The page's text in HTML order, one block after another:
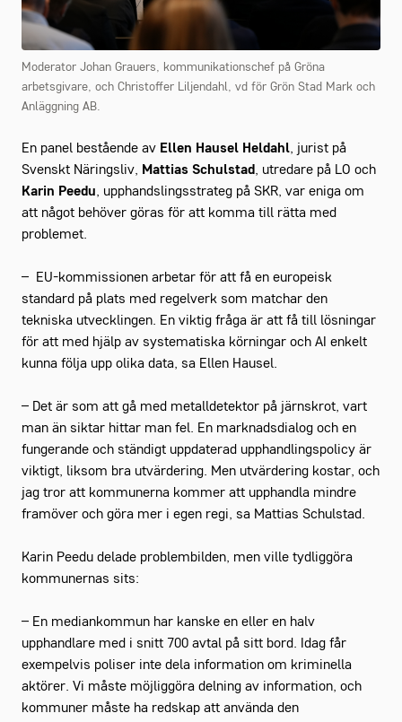
Moderator Johan Grauers, kommunikationschef på Gröna
arbetsgivare, och Christoffer Liljendahl, vd för Grön Stad Mark och
Anläggning AB.
En panel bestående av Ellen Hausel Heldahl, jurist på
Svenskt Näringsliv, Mattias Schulstad, utredare på LO och
Karin Peedu, upphandslingsstrateg på SKR, var eniga om
att något behöver göras för att komma till rätta med
problemet.
– EU-kommissionen arbetar för att få en europeisk
standard på plats med regelverk som matchar den
tekniska utvecklingen. En viktig fråga är att få till lösningar
för att med hjälp av systematiska körningar och AI enkelt
kunna följa upp olika data, sa Ellen Hausel.
– Det är som att gå med metalldetektor på järnskrot, vart
man än siktar hittar man fel. En marknadsdialog och en
fungerande och ständigt uppdaterad upphandlingspolicy är
viktigt, liksom bra utvärdering. Men utvärdering kostar, och
jag tror att kommunerna kommer att upphandla mindre
framöver och göra mer i egen regi, sa Mattias Schulstad.
Karin Peedu delade problembilden, men ville tydliggöra
kommunernas sits:
– En mediankommun har kanske en eller en halv
upphandlare med i snitt 700 avtal på sitt bord. Idag får
exempelvis poliser inte dela information om kriminella
aktörer. Vi måste möjliggöra delning av information, och
kommuner måste ha redskap att använda den